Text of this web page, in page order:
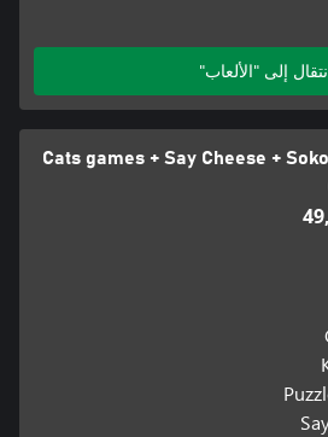
إلى "الألعاب"
Cats games + Say Cheese +